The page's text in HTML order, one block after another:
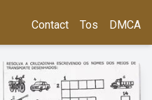
Contact Tos DMCA